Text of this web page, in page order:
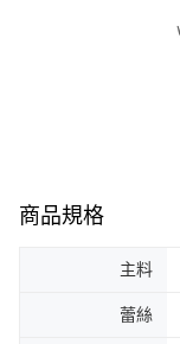
商品規格
主料
蕾絲